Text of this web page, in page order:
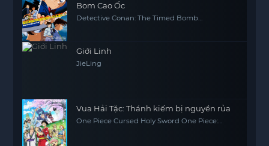
Bom Cao Ốc
Detective Conan: The Timed Bomb
Giới Linh
JieLing
Vua Hải Tặc: Thánh kiếm bị nguyền rủa
One Piece Cursed Holy Sword One Piece: